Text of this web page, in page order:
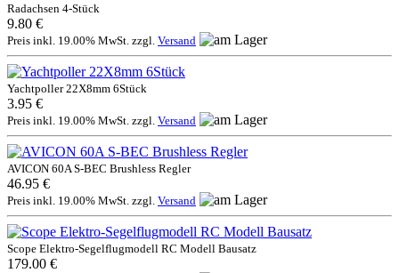
Radachsen 4-Stück
9.80 €
Preis inkl. 19.00% MwSt. zzgl. Versand
Yachtpoller 22X8mm 6Stück
3.95 €
Preis inkl. 19.00% MwSt. zzgl. Versand
AVICON 60A S-BEC Brushless Regler
46.95 €
Preis inkl. 19.00% MwSt. zzgl. Versand
Scope Elektro-Segelflugmodell RC Modell Bausatz
179.00 €